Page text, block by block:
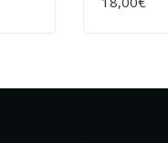
COMPRAR